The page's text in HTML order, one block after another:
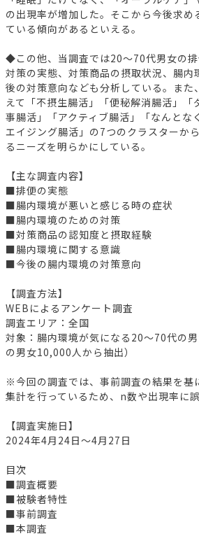
の出現率が増加した。そこから今後求め
ている傾向があるといえる。
◆この他、当調査では20～70代男女の
対策の実態、対策商品の摂取状況、腸内
後の対策意向なども分析している。また
えて「不摂生腸活」「便秘解消腸活」「
事腸活」「アクティブ腸活」「なんとな
エイジング腸活」の7つのクラスターか
るニーズを明らかにしている。
【主な調査内容】
■排便の実態
■腸内環境が悪いと感じる時の症状
■腸内環境のための対策
■対策商品の認知度と摂取経験
■腸内環境に関する意識
■今後の腸内環境の対策意向
【調査方法】
WEBによるアンケート調査
調査エリア：全国
対象：腸内環境が気になる20～70代の
の男女10,000人から抽出）
※今回の調査では、事前調査の結果を基
集計を行っているため、n数や出現率に
【調査実施日】
2024年4月24日～4月27日
目次
■調査概要
■被験者特性
■事前調査
■本調査